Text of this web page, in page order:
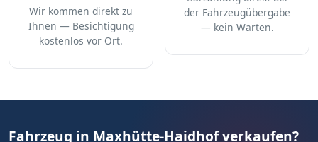
Wir kommen direkt zu
Ihnen — Besichtigung
kostenlos vor Ort.
der Fahrzeugübergabe
— kein Warten.
Fahrzeug in Maxhütte-Haidhof verkaufen?